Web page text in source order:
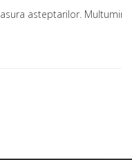
asteptarilor. Multumim.